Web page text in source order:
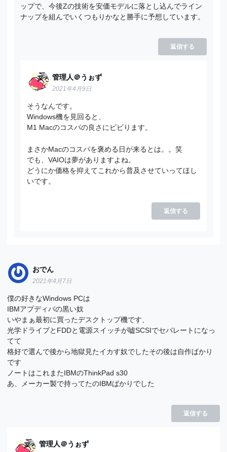
ップで、今後Zの技術を安価モデルに落とし込んでライン
ナップを組んでいくつもりかなと勝手に予想しています。
返信する
管理人＠うぉず
2021年4月9日
そうなんです。
Windows機を見回ると、
M1 Macのコスパの良さにビビります。
まさかMacのコスパを褒める日が来るとは。。笑
でも、VAIOは夢がありますよね。
どうにか価格を抑えてこれから普及させていってほし
いです。
返信する
おでん
2021年4月7日
僕の好きなWindows PCは
IBMアプディバの黒い奴
いやまぁ最初に買ったデスクトップ機です、
光学ドライブとFDDと電源スイッチが嘘SCSIでセパレートになっ
てて
格好で選んで後から地獄見たイカす奴でしたその後は自作ばかり
です
ノートはこれまたIBMのThinkPad s30
あ、メーカー製で持ってたのIBMばかりでした
返信する
管理人＠うぉず